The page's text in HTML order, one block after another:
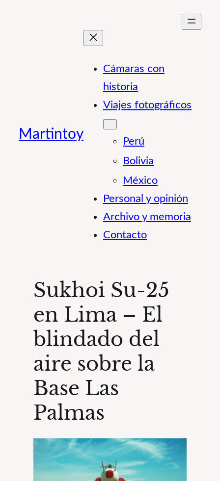
Martintoy
Cámaras con
historia
Viajes fotográficos
Perú
Bolivia
México
Personal y opinión
Archivo y memoria
Contacto
Sukhoi Su-25
en Lima – El
blindado del
aire sobre la
Base Las
Palmas